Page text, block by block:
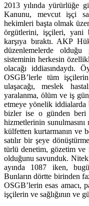
2013 yılında yürürlüğe
Kanunu, mevcut işçi
hekimleri başta olmak
örgütlerini, işçileri, yani
karşıya bıraktı. AKP
düzenlemelerde
sisteminin herkesin
olacağı iddiasındaydı.
OSGB’lerle tüm
ulaşacağı, meslek
yaralanma, ölüm ve iş
etmeye yönelik
bizler ise o günden beri
hizmetlerinin
külfetten kurtarmanın ve
satılır bir şeye
türlü denetim, gözetim ve
olduğunu savunduk.
ayında 1087 iken,
Bunların dörtte birinden
OSGB’lerin esas amacı,
işçilerin ve sağlığının ve